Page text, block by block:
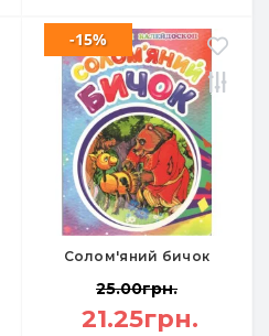
Солом'яний бичок
-15%
25.00грн.
21.25грн.